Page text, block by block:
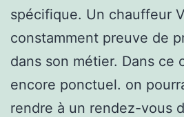
spécifique. Un chauffeur
constamment preuve de
dans son métier. Dans ce
encore ponctuel. on
rendre à un rendez-vous